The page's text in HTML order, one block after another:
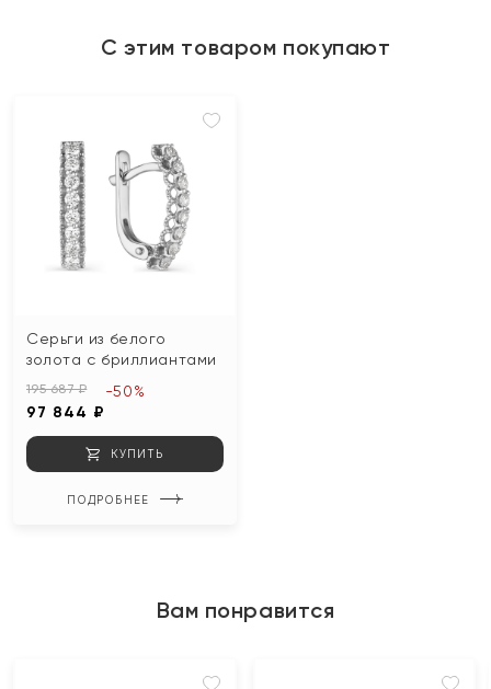
С этим товаром покупают
Серьги из белого
золота с бриллиантами
195 687 ₽
97 844 ₽
-50%
КУПИТЬ
ПОДРОБНЕЕ
Вам понравится